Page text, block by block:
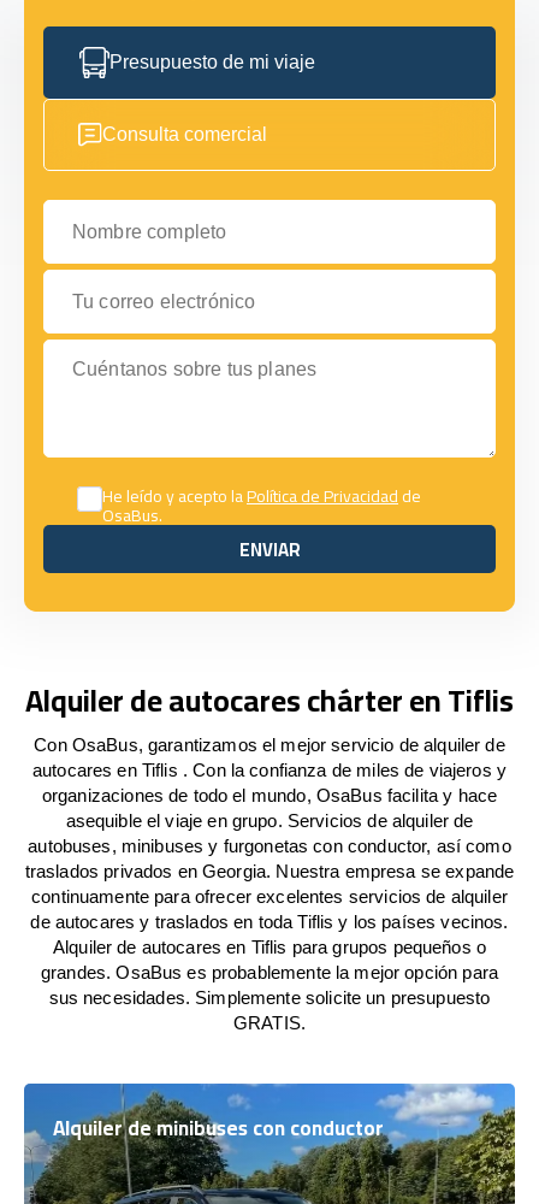
Presupuesto de mi viaje
Consulta comercial
Nombre completo
Tu correo electrónico
Cuéntanos sobre tus planes
He leído y acepto laPolítica de Privacidadde
OsaBus.
ENVIAR
ENVIAR
Alquiler de autocares chárter en Tiflis
Con OsaBus, garantizamos el mejor servicio de alquiler de
autocares en Tiflis . Con la confianza de miles de viajeros y
organizaciones de todo el mundo, OsaBus facilita y hace
asequible el viaje en grupo. Servicios de alquiler de
autobuses, minibuses y furgonetas con conductor, así como
traslados privados en Georgia. Nuestra empresa se expande
continuamente para ofrecer excelentes servicios de alquiler
de autocares y traslados en toda Tiflis y los países vecinos.
Alquiler de autocares en Tiflis para grupos pequeños o
grandes. OsaBus es probablemente la mejor opción para
sus necesidades. Simplemente solicite un presupuesto
GRATIS.
Alquiler de minibuses con conductor